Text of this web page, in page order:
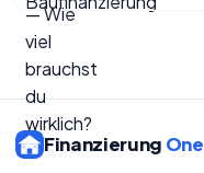
Finanzierung One